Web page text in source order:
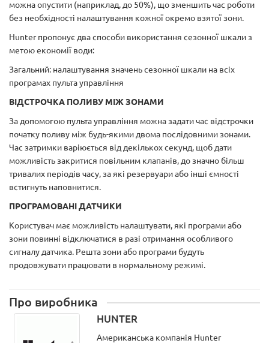
можна опустити (наприклад, до 50%), що зменшить час роботи
без необхідності налаштування кожної окремо взятої зони.
Hunter пропонує два способи використання сезонної шкали з
метою економії води:
Загальний: налаштування значень сезонної шкали на всіх
програмах пульта управління
ВІДСТРОЧКА ПОЛИВУ МІЖ ЗОНАМИ
За допомогою пульта управління можна задати час відстрочки
початку поливу між будь-якими двома послідовними зонами.
Час затримки варіюється від декількох секунд, щоб дати
можливість закритися повільним клапанів, до значно більш
тривалих періодів часу, за які резервуари або інші ємності
встигнуть наповнитися.
ПРОГРАМОВАНІ ДАТЧИКИ
Користувач має можливість налаштувати, які програми або
зони повинні відключатися в разі отримання особливого
сигналу датчика. Решта зони або програми будуть
продовжувати працювати в нормальному режимі.
Про виробника
HUNTER
Американська компанія Hunter